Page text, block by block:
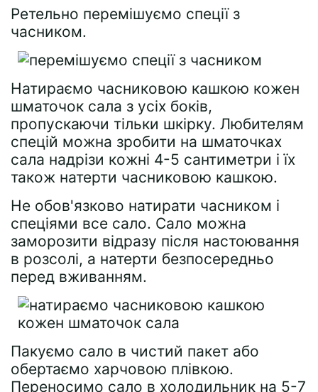
Ретельно перемішуємо спеції з
часником.
Натираємо часниковою кашкою кожен
шматочок сала з усіх боків,
пропускаючи тільки шкірку. Любителям
спецій можна зробити на шматочках
сала надрізи кожні 4-5 сантиметри і їх
також натерти часниковою кашкою.
Не обов'язково натирати часником і
спеціями все сало. Сало можна
заморозити відразу після настоювання
в розсолі, а натерти безпосередньо
перед вживанням.
Пакуємо сало в чистий пакет або
обертаємо харчовою плівкою.
Переносимо сало в холодильник на 5-7